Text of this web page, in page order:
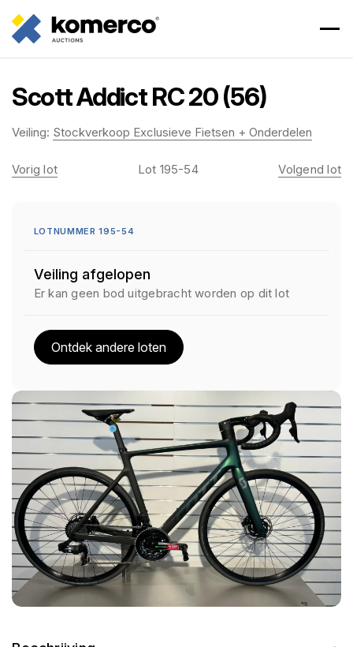
Scott Addict RC 20 (56)
Veiling: Stockverkoop Exclusieve Fietsen + Onderdelen
Vorig lot Lot 195-54 Volgend lot
LOTNUMMER 195-54
Veiling afgelopen
Er kan geen bod uitgebracht worden op dit lot
Ontdek andere loten